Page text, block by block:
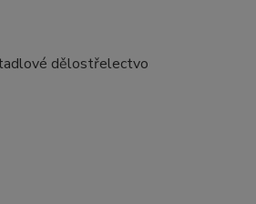
dělostřelectvo